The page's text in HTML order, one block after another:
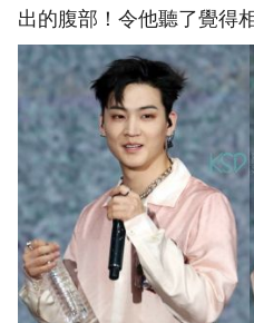
出的腹部！令他聽了覺得